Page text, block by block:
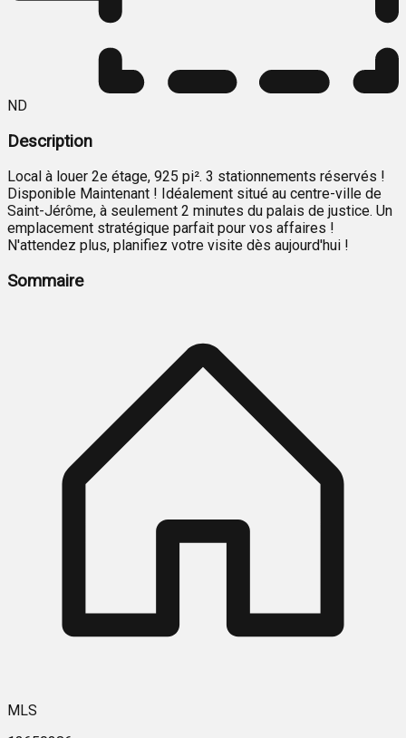
ND
Description
Local à louer 2e étage, 925 pi². 3 stationnements réservés !
Disponible Maintenant ! Idéalement situé au centre-ville de
Saint-Jérôme, à seulement 2 minutes du palais de justice. Un
emplacement stratégique parfait pour vos affaires !
N'attendez plus, planifiez votre visite dès aujourd'hui !
Sommaire
MLS